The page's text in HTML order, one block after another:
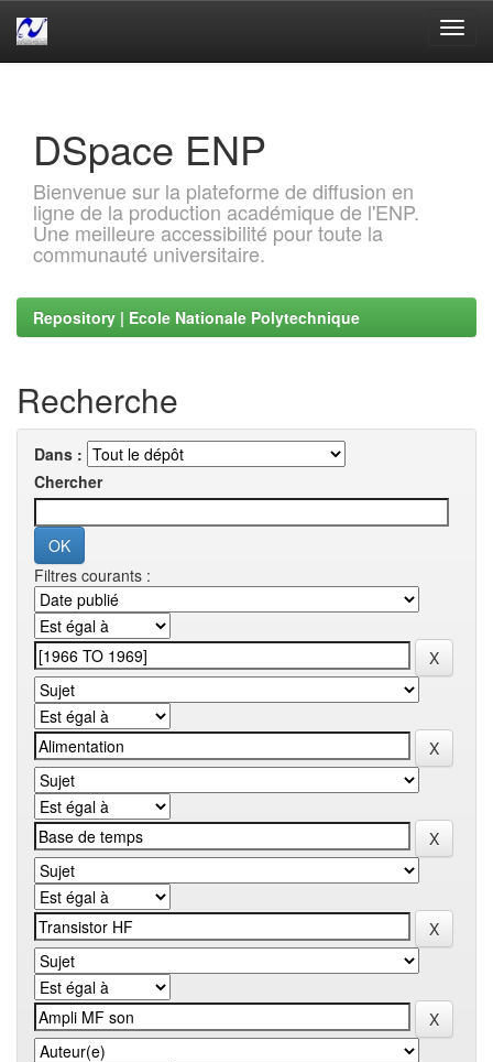
DSpace ENP
Bienvenue sur la plateforme de diffusion en
ligne de la production académique de l'ENP.
Une meilleure accessibilité pour toute la
communauté universitaire.
Repository | Ecole Nationale Polytechnique
Recherche
Dans :
Chercher
Filtres courants :